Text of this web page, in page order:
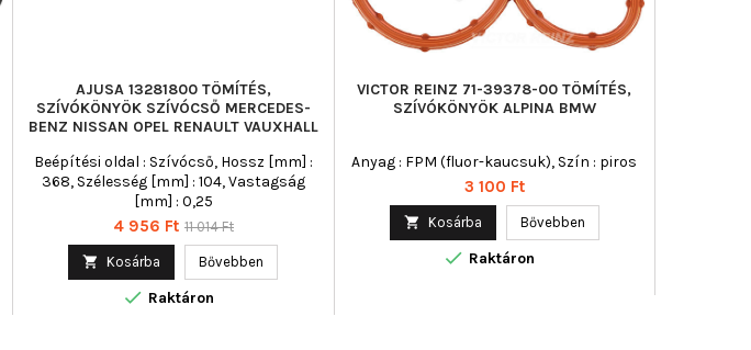
AJUSA 13281800 TÖMÍTÉS,
SZÍVÓKÖNYÖK SZÍVÓCSŐ MERCEDES-
BENZ NISSAN OPEL RENAULT VAUXHALL
Beépítési oldal : Szívócső, Hossz [mm] :
368, Szélesség [mm] : 104, Vastagság
[mm] : 0,25
Ár
4 956 Ft Normál
11 014 Ft
 Kosárba Bővebben
 Raktáron
VICTOR REINZ 71-39378-00 TÖMÍTÉS,
SZÍVÓKÖNYÖK ALPINA BMW
Anyag : FPM (fluor-kaucsuk), Szín : piros
Ár
3 100 Ft
 Kosárba Bővebben
 Raktáron